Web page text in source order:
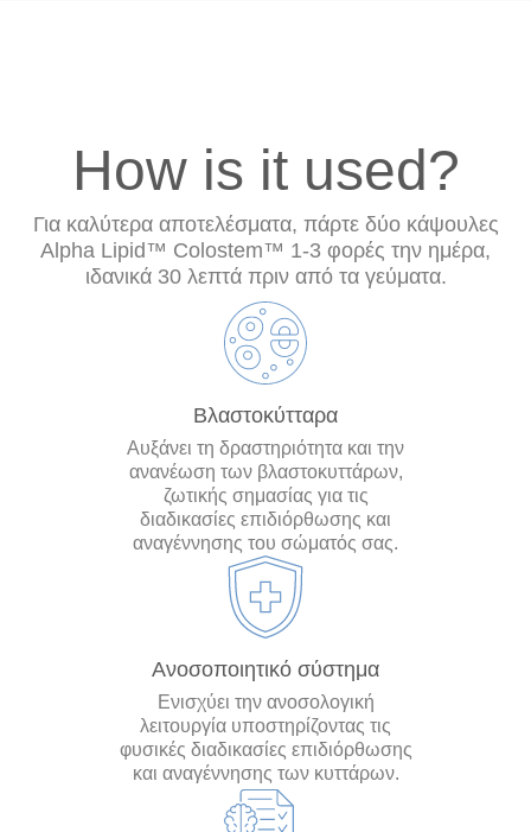
How is it used?
Για καλύτερα αποτελέσματα, πάρτε δύο κάψουλες
Alpha Lipid™ Colostem™ 1-3 φορές την ημέρα,
ιδανικά 30 λεπτά πριν από τα γεύματα.
Βλαστοκύτταρα
Αυξάνει τη δραστηριότητα και την
ανανέωση των βλαστοκυττάρων,
ζωτικής σημασίας για τις
διαδικασίες επιδιόρθωσης και
αναγέννησης του σώματός σας.
Ανοσοποιητικό σύστημα
Ενισχύει την ανοσολογική
λειτουργία υποστηρίζοντας τις
φυσικές διαδικασίες επιδιόρθωσης
και αναγέννησης των κυττάρων.